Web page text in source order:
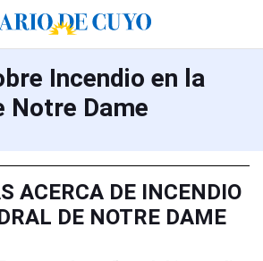
Incendio en la
Notre Dame
ACERCA DE INCENDIO
DE NOTRE DAME